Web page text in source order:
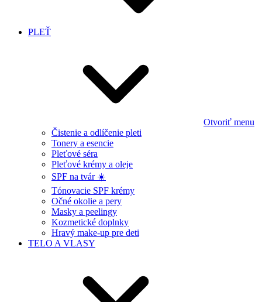
PLEŤ
Otvoriť menu
Čistenie a odlíčenie pleti
Tonery a esencie
Pleťové séra
Pleťové krémy a oleje
SPF na tvár ☀️
Tónovacie SPF krémy
Očné okolie a pery
Masky a peelingy
Kozmetické doplnky
Hravý make-up pre deti
TELO A VLASY